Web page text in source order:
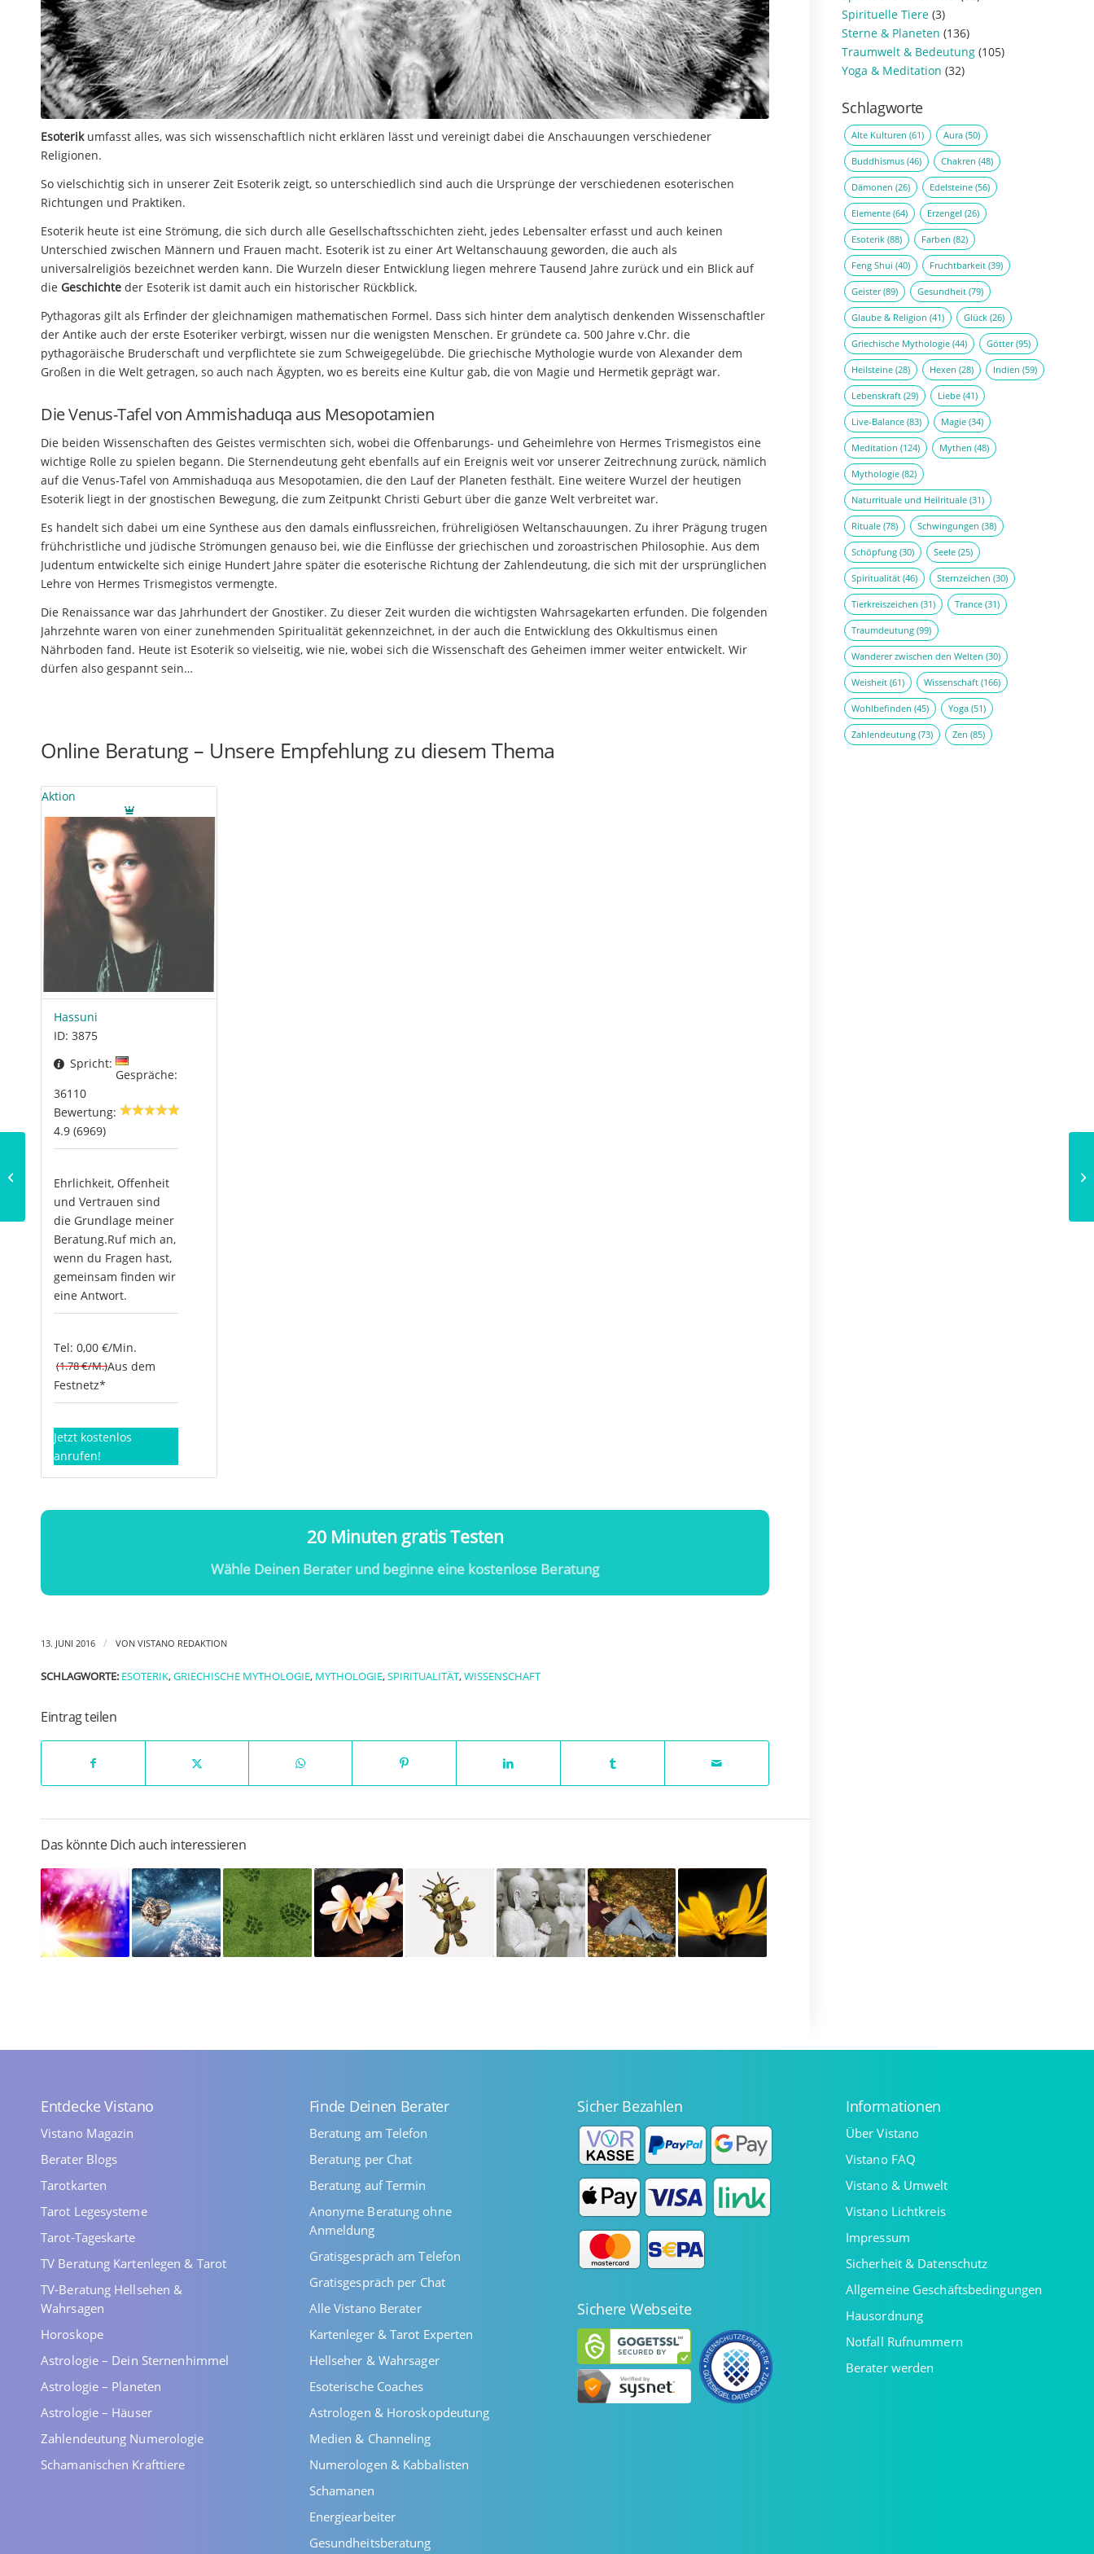
Esoterikumfasst alles, was sich wissenschaftlich nicht erklären lässt und vereinigt dabei die Anschauungen verschiedener
Religionen.
So vielschichtig sich in unserer Zeit Esoterik zeigt, so unterschiedlich sind auch die Ursprünge der verschiedenen esoterischen
Richtungen und Praktiken.
Esoterik heute ist eine Strömung, die sich durch alle Gesellschaftsschichten zieht, jedes Lebensalter erfasst und auch keinen
Unterschied zwischen Männern und Frauen macht. Esoterik ist zu einer Art Weltanschauung geworden, die auch als
universalreligiös bezeichnet werden kann. Die Wurzeln dieser Entwicklung liegen mehrere Tausend Jahre zurück und ein Blick auf
die Geschichte der Esoterik ist damit auch ein historischer Rückblick.
Pythagoras gilt als Erfinder der gleichnamigen mathematischen Formel. Dass sich hinter dem analytisch denkenden Wissenschaftler
der Antike auch der erste Esoteriker verbirgt, wissen nur die wenigsten Menschen. Er gründete ca. 500 Jahre v.Chr. die
pythagoräische Bruderschaft und verpflichtete sie zum Schweigegelübde. Die griechische Mythologie wurde von Alexander dem
Großen in die Welt getragen, so auch nach Ägypten, wo es bereits eine Kultur gab, die von Magie und Hermetik geprägt war.
Die Venus-Tafel von Ammishaduqa aus Mesopotamien
Die beiden Wissenschaften des Geistes vermischten sich, wobei die Offenbarungs- und Geheimlehre von Hermes Trismegistos eine
wichtige Rolle zu spielen begann. Die Sternendeutung geht ebenfalls auf ein Ereignis weit vor unserer Zeitrechnung zurück, nämlich
auf die Venus-Tafel von Ammishaduqa aus Mesopotamien, die den Lauf der Planeten festhält. Eine weitere Wurzel der heutigen
Esoterik liegt in der gnostischen Bewegung, die zum Zeitpunkt Christi Geburt über die ganze Welt verbreitet war.
Es handelt sich dabei um eine Synthese aus den damals einflussreichen, frühreligiösen Weltanschauungen. Zu ihrer Prägung trugen
frühchristliche und jüdische Strömungen genauso bei, wie die Einflüsse der griechischen und zoroastrischen Philosophie. Aus dem
Judentum entwickelte sich einige Hundert Jahre später die esoterische Richtung der Zahlendeutung, die sich mit der ursprünglichen
Lehre von Hermes Trismegistos vermengte.
Die Renaissance war das Jahrhundert der Gnostiker. Zu dieser Zeit wurden die wichtigsten Wahrsagekarten erfunden. Die folgenden
Jahrzehnte waren von einer zunehmenden Spiritualität gekennzeichnet, in der auch die Entwicklung des Okkultismus einen
Nährboden fand. Heute ist Esoterik so vielseitig, wie nie, wobei sich die Wissenschaft des Geheimen immer weiter entwickelt. Wir
dürfen also gespannt sein…
Online Beratung – Unsere Empfehlung zu diesem Thema
Aktion
Hassuni
ID: 3875
Spricht:
Gespräche:
36110
Bewertung:
4.9 (6969)
Ehrlichkeit, Offenheit
und Vertrauen sind
die Grundlage meiner
Beratung.Ruf mich an,
wenn du Fragen hast,
gemeinsam finden wir
eine Antwort.
Tel: 0,00 €/Min.
(1.78 €/M.)Aus dem
Festnetz*
Jetzt kostenlos
anrufen!
20 Minuten gratis Testen
Wähle Deinen Berater und beginne eine kostenlose Beratung
13. JUNI 2016 / VON VISTANO REDAKTION
SCHLAGWORTE: ESOTERIK,GRIECHISCHE MYTHOLOGIE, MYTHOLOGIE,SPIRITUALITÄT,WISSENSCHAFT
Eintrag teilen
Das könnte Dich auch interessieren
Spirituelle Tiere (3)
Sterne & Planeten (136)
Traumwelt & Bedeutung (105)
Yoga & Meditation (32)
Schlagworte
Alte Kulturen (61) Aura (50)
Buddhismus (46) Chakren (48)
Dämonen (26) Edelsteine (56)
Elemente (64) Erzengel (26)
Esoterik (88) Farben (82)
Feng Shui (40) Fruchtbarkeit (39)
Geister(89) Gesundheit (79)
Glaube & Religion (41) Glück (26)
Griechische Mythologie (44) Götter(95)
Heilsteine (28) Hexen (28) Indien (59)
Lebenskraft (29) Liebe (41)
Live-Balance (83) Magie (34)
Meditation (124) Mythen (48)
Mythologie (82)
Naturrituale und Heilrituale (31)
Rituale (78) Schwingungen (38)
Schöpfung (30) Seele (25)
Spiritualität (46) Sternzeichen (30)
Tierkreiszeichen (31) Trance (31)
Traumdeutung (99)
Wanderer zwischen den Welten (30)
Weisheit (61) Wissenschaft (166)
Wohlbefinden (45) Yoga (51)
Zahlendeutung (73) Zen (85)
Entdecke Vistano
Vistano Magazin
Berater Blogs
Tarotkarten
Tarot Legesysteme
Tarot-Tageskarte
TV Beratung Kartenlegen & Tarot
TV-Beratung Hellsehen &
Wahrsagen
Horoskope
Astrologie – Dein Sternenhimmel
Astrologie – Planeten
Astrologie – Häuser
Zahlendeutung Numerologie
Schamanischen Krafttiere
Finde Deinen Berater
Beratung am Telefon
Beratung per Chat
Beratung auf Termin
Anonyme Beratung ohne
Anmeldung
Gratisgespräch am Telefon
Gratisgespräch per Chat
Alle Vistano Berater
Kartenleger & Tarot Experten
Hellseher & Wahrsager
Esoterische Coaches
Astrologen & Horoskopdeutung
Medien & Channeling
Numerologen & Kabbalisten
Schamanen
Energiearbeiter
Gesundheitsberatung
Sicher Bezahlen
Sichere Webseite
Informationen
Über Vistano
Vistano FAQ
Vistano & Umwelt
Vistano Lichtkreis
Impressum
Sicherheit & Datenschutz
Allgemeine Geschäftsbedingungen
Hausordnung
Notfall Rufnummern
Berater werden
Glauben in die Esoterik
setzen als Männer